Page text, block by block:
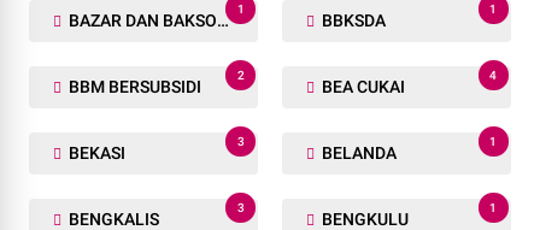
BAZAR DAN BAKSOS RAMADHAN
1
BBKSDA
1
BBM BERSUBSIDI
2
BEA CUKAI
4
BEKASI
3
BELANDA
1
BENGKALIS
3
BENGKULU
1